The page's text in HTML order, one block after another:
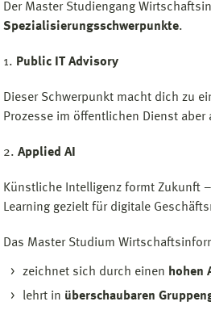
Der Master Studiengang
Spezialisierungsschwerpunkte.
1. Public IT Advisory
Dieser Schwerpunkt macht dich zu
Prozesse im öffentlichen Dienst
2. Applied AI
Künstliche Intelligenz formt Zukunft
Learning gezielt für digitale
Das Master Studium
zeichnet sich durch einen hohen
lehrt in überschaubaren